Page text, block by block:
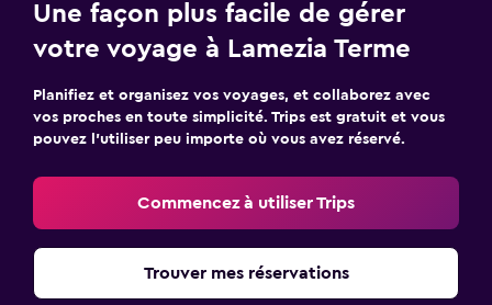
Une façon plus facile de gérer
votre voyage à Lamezia Terme
Planifiez et organisez vos voyages, et collaborez avec
vos proches en toute simplicité. Trips est gratuit et vous
pouvez l’utiliser peu importe où vous avez réservé.
Commencez à utiliser Trips
Trouver mes réservations